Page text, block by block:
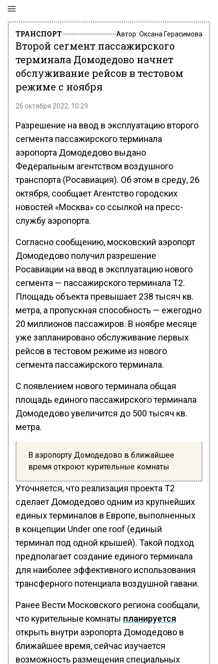
ТРАНСПОРТ Автор: Оксана Герасимова
Второй сегмент пассажирского
терминала Домодедово начнет
обслуживание рейсов в тестовом
режиме с ноября
26 октября 2022, 10:29
Разрешение на ввод в эксплуатацию второго
сегмента пассажирского терминала
аэропорта Домодедово выдано
Федеральным агентством воздушного
транспорта (Росавиация). Об этом в среду, 26
октября, сообщает Агентство городских
новостей «Москва» со ссылкой на пресс-
службу аэропорта.
Согласно сообщению, московский аэропорт
Домодедово получил разрешение
Росавиации на ввод в эксплуатацию нового
сегмента — пассажирского терминала Т2.
Площадь объекта превышает 238 тысяч кв.
метра, а пропускная способность — ежегодно
20 миллионов пассажиров. В ноябре месяце
уже запланировано обслуживание первых
рейсов в тестовом режиме из нового
сегмента пассажирского терминала.
С появлением нового терминала общая
площадь единого пассажирского терминала
Домодедово увеличится до 500 тысяч кв.
метра.
В аэропорту Домодедово в ближайшее
время откроют курительные комнаты
Уточняется, что реализация проекта Т2
сделает Домодедово одним из крупнейших
единых терминалов в Европе, выполненных
в концепции Under one roof (единый
терминал под одной крышей). Такой подход
предполагает создание единого терминала
для наиболее эффективного использования
трансферного потенциала воздушной гавани.
Ранее Вести Московского региона сообщали,
что курительные комнаты планируется
открыть внутри аэропорта Домодедово в
ближайшее время, сейчас изучается
возможность размещения специальных